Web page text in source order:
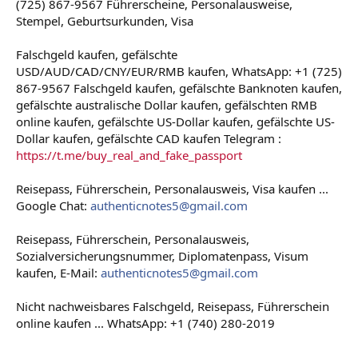
(725) 867-9567 Führerscheine, Personalausweise,
Stempel, Geburtsurkunden, Visa
Falschgeld kaufen, gefälschte
USD/AUD/CAD/CNY/EUR/RMB kaufen, WhatsApp: +1 (725)
867-9567 Falschgeld kaufen, gefälschte Banknoten kaufen,
gefälschte australische Dollar kaufen, gefälschten RMB
online kaufen, gefälschte US-Dollar kaufen, gefälschte US-
Dollar kaufen, gefälschte CAD kaufen Telegram :
https://t.me/buy_real_and_fake_passport
Reisepass, Führerschein, Personalausweis, Visa kaufen ...
Google Chat: authenticnotes5@gmail.com
Reisepass, Führerschein, Personalausweis,
Sozialversicherungsnummer, Diplomatenpass, Visum
kaufen, E-Mail: authenticnotes5@gmail.com
Nicht nachweisbares Falschgeld, Reisepass, Führerschein
online kaufen ... WhatsApp: +1 (740) 280-2019